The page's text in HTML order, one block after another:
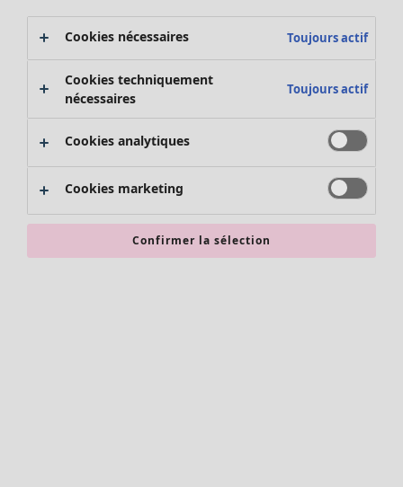
Promos SOLDES
Les promos de Gudrun Sjödén
Nouvel arrivage
Bonnes affaires en soldes - jusqu'à -70
Cookies nécessaires Toujours actif
Cookies techniquement
nécessaires
Toujours actif
Cookies analytiques
Cookies marketing
Confirmer la sélection